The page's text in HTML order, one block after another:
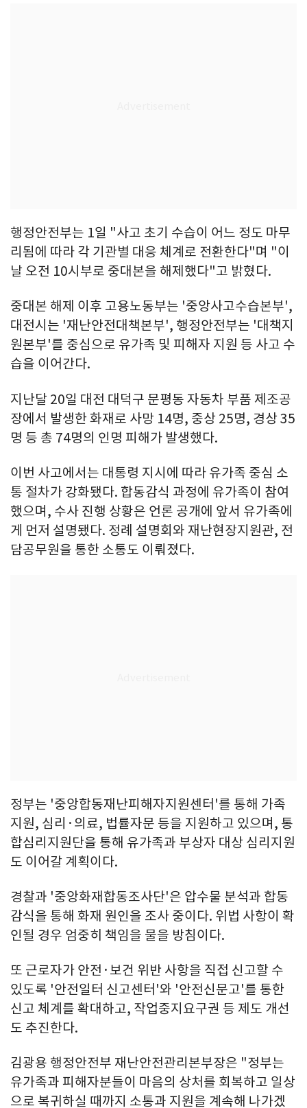
행정안전부는 1일 "사고 초기 수습이 어느 정도 마무
리됨에 따라 각 기관별 대응 체계로 전환한다"며 "이
날 오전 10시부로 중대본을 해제했다"고 밝혔다.
중대본 해제 이후 고용노동부는 '중앙사고수습본부',
대전시는 '재난안전대책본부', 행정안전부는 '대책지
원본부'를 중심으로 유가족 및 피해자 지원 등 사고 수
습을 이어간다.
지난달 20일 대전 대덕구 문평동 자동차 부품 제조공
장에서 발생한 화재로 사망 14명, 중상 25명, 경상 35
명 등 총 74명의 인명 피해가 발생했다.
이번 사고에서는 대통령 지시에 따라 유가족 중심 소
통 절차가 강화됐다. 합동감식 과정에 유가족이 참여
했으며, 수사 진행 상황은 언론 공개에 앞서 유가족에
게 먼저 설명됐다. 정례 설명회와 재난현장지원관, 전
담공무원을 통한 소통도 이뤄졌다.
정부는 '중앙합동재난피해자지원센터'를 통해 가족
지원, 심리·의료, 법률자문 등을 지원하고 있으며, 통
합심리지원단을 통해 유가족과 부상자 대상 심리지원
도 이어갈 계획이다.
경찰과 '중앙화재합동조사단'은 압수물 분석과 합동
감식을 통해 화재 원인을 조사 중이다. 위법 사항이 확
인될 경우 엄중히 책임을 물을 방침이다.
또 근로자가 안전·보건 위반 사항을 직접 신고할 수
있도록 '안전일터 신고센터'와 '안전신문고'를 통한
신고 체계를 확대하고, 작업중지요구권 등 제도 개선
도 추진한다.
김광용 행정안전부 재난안전관리본부장은 "정부는
유가족과 피해자분들이 마음의 상처를 회복하고 일상
으로 복귀하실 때까지 소통과 지원을 계속해 나가겠